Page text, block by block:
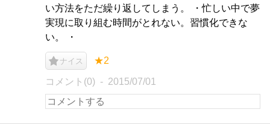
い方法をただ繰り返してしまう。 ・忙しい中で夢
実現に取り組む時間がとれない。習慣化できな
い。 ・
ナイス ★2
コメント(0) 2015/07/01